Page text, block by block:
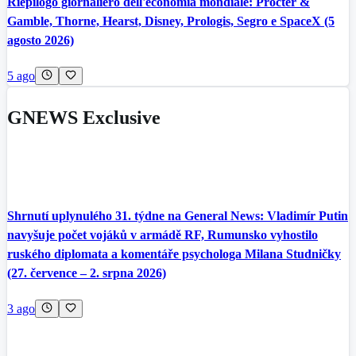
Gamble, Thorne, Hearst, Disney, Prologis, Segro e SpaceX (5
agosto 2026)
5 ago
GNEWS Exclusive
Shrnutí uplynulého 31. týdne na General News: Vladimír Putin
navyšuje počet vojáků v armádě RF, Rumunsko vyhostilo
ruského diplomata a komentáře psychologa Milana Studničky
(27. července – 2. srpna 2026)
3 ago